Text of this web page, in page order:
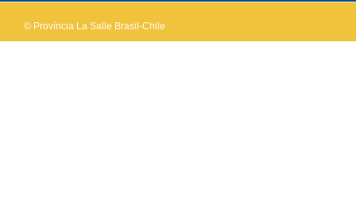
© Província La Salle Brasil-Chile